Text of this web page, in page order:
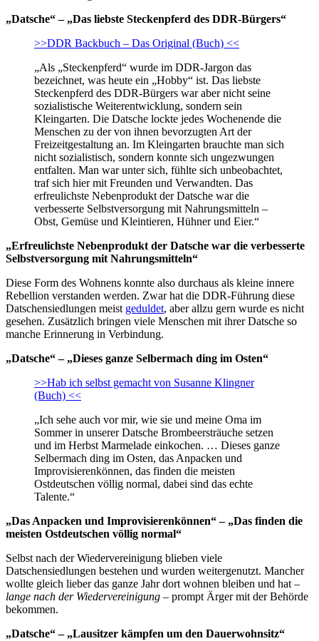
„Datsche“ – „Das liebste Steckenpferd des DDR-Bürgers“
>>DDR Backbuch – Das Original (Buch) <<
„Als „Steckenpferd“ wurde im DDR-Jargon das
bezeichnet, was heute ein „Hobby“ ist. Das liebste
Steckenpferd des DDR-Bürgers war aber nicht seine
sozialistische Weiterentwicklung, sondern sein
Kleingarten. Die Datsche lockte jedes Wochenende die
Menschen zu der von ihnen bevorzugten Art der
Freizeitgestaltung an. Im Kleingarten brauchte man sich
nicht sozialistisch, sondern konnte sich ungezwungen
entfalten. Man war unter sich, fühlte sich unbeobachtet,
traf sich hier mit Freunden und Verwandten. Das
erfreulichste Nebenprodukt der Datsche war die
verbesserte Selbstversorgung mit Nahrungsmitteln –
Obst, Gemüse und Kleintieren, Hühner und Eier.“
„Erfreulichste Nebenprodukt der Datsche war die verbesserte
Selbstversorgung mit Nahrungsmitteln“
Diese Form des Wohnens konnte also durchaus als kleine innere
Rebellion verstanden werden. Zwar hat die DDR-Führung diese
Datschensiedlungen meist geduldet, aber allzu gern wurde es nicht
gesehen. Zusätzlich bringen viele Menschen mit ihrer Datsche so
manche Erinnerung in Verbindung.
„Datsche“ – „Dieses ganze Selbermach ding im Osten“
>>Hab ich selbst gemacht von Susanne Klingner
(Buch) <<
„Ich sehe auch vor mir, wie sie und meine Oma im
Sommer in unserer Datsche Brombeersträuche setzen
und im Herbst Marmelade einkochen. … Dieses ganze
Selbermach ding im Osten, das Anpacken und
Improvisierenkönnen, das finden die meisten
Ostdeutschen völlig normal, dabei sind das echte
Talente.“
„Das Anpacken und Improvisierenkönnen“ – „Das finden die
meisten Ostdeutschen völlig normal“
Selbst nach der Wiedervereinigung blieben viele
Datschensiedlungen bestehen und wurden weitergenutzt. Mancher
wollte gleich lieber das ganze Jahr dort wohnen bleiben und hat –
lange nach der Wiedervereinigung – prompt Ärger mit der Behörde
bekommen.
„Datsche“ – „Lausitzer kämpfen um den Dauerwohnsitz“